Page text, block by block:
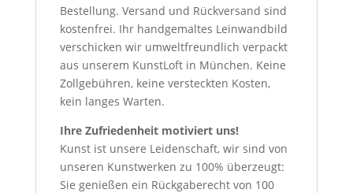
Bestellung. Versand und Rückversand sind
kostenfrei. Ihr handgemaltes Leinwandbild
verschicken wir umweltfreundlich verpackt
aus unserem KunstLoft in München. Keine
Zollgebühren, keine versteckten Kosten,
kein langes Warten.
Ihre Zufriedenheit motiviert uns!
Kunst ist unsere Leidenschaft, wir sind von
unseren Kunstwerken zu 100% überzeugt:
Sie genießen ein Rückgaberecht von 100